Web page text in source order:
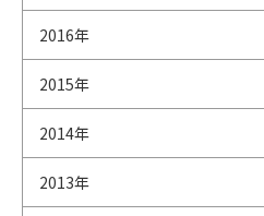
2016年
2015年
2014年
2013年